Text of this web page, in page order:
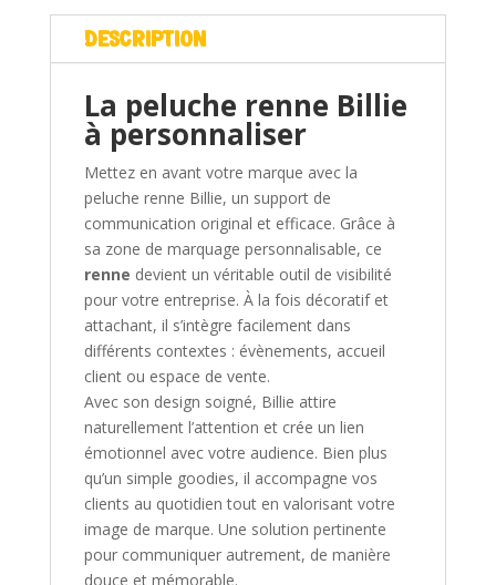
Description
La peluche renne Billie
à personnaliser
Mettez en avant votre marque avec la
peluche renne Billie, un support de
communication original et efficace. Grâce à
sa zone de marquage personnalisable, ce
renne devient un véritable outil de visibilité
pour votre entreprise. À la fois décoratif et
attachant, il s’intègre facilement dans
différents contextes : évènements, accueil
client ou espace de vente.
Avec son design soigné, Billie attire
naturellement l’attention et crée un lien
émotionnel avec votre audience. Bien plus
qu’un simple goodies, il accompagne vos
clients au quotidien tout en valorisant votre
image de marque. Une solution pertinente
pour communiquer autrement, de manière
douce et mémorable.